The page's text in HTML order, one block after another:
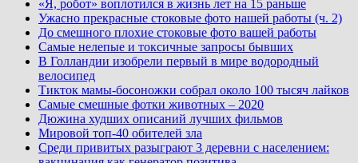
«Я, робот» воплотился в жизнь лет на 15 раньше
Ужасно прекрасные стоковые фото нашей работы (ч. 2)
До смешного плохие стоковые фото вашей работы
Самые нелепые и токсичные запросы бывших
В Голландии изобрели первый в мире водородный
велосипед
Тикток мамы-босоножки собрал около 100 тысяч лайков
Самые смешные фотки животных – 2020
Дюжина худших описаний лучших фильмов
Мировой топ-40 обителей зла
Среди привитых разыграют 3 деревни с населением: